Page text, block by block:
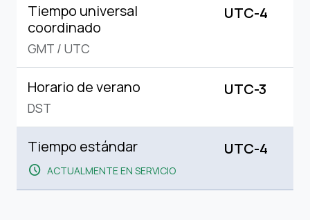
Tiempo universal
coordinado
GMT / UTC
UTC-4
Horario de verano
DST
UTC-3
Tiempo estándar
schedule ACTUALMENTE EN SERVICIO
UTC-4